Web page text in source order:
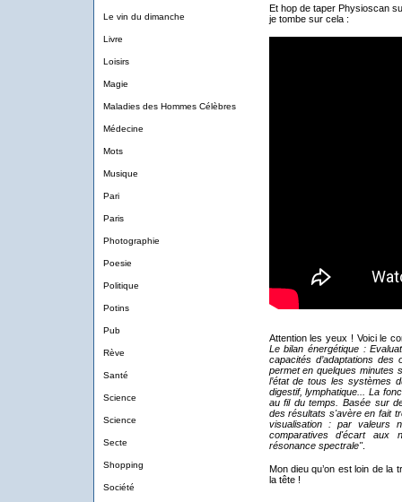
Le vin du dimanche
Livre
Loisirs
Magie
Maladies des Hommes Célèbres
Médecine
Mots
Musique
Pari
Paris
Photographie
Poesie
Politique
Potins
Pub
Rève
Santé
Science
Science
Secte
Shopping
Société
Et hop de taper Physioscan
je tombe sur cela :
Attention les yeux ! Voici le
Le bilan énergétique :
capacités d’adaptations
permet en quelques minutes
l’état de tous les systèmes
digestif, lymphatique... La
au fil du temps. Basée sur
des résultats s'avère en fait
visualisation : par valeurs
comparatives d'écart aux
résonance spectrale".
Mon dieu qu’on est loin de la
la tête !